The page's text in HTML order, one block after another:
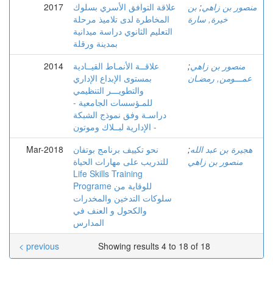
2017
علاقة التوافق الأسري بسلوك
المخاطرة لدى تلاميذ مرحلة
التعليم الثانوي دراسة ميدانية
بمدينة ورقلة
منصور بن زاهي; بن
خيرة, سارة
2014
علاقــة الأنمـاط القيــادية
بمستوى الإبداع الإداري
والتطويـــر التنظيمي
للمـؤسسات الجامعية -
دراسـة وفق نموذج الشبكة
الإدارية لبــلاك وموتون -
منصور بن زاهي;
عمـــومن, رمضـان
Mar-2018
نحو تكييف برنامج بوتفان
للتدريب على مهارات الحياة
Life Skills Training
Programe للوقاية من
سلوكات التدخين والمخدرات
والكحول و العنف في
المدارس
هجيرة بن عبد الله;
منصور بن زاهي
Showing results 4 to 18 of 18
< previous